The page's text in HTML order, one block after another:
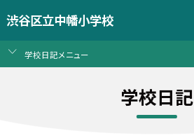
渋谷区立中幡小学校
学校日記メニュー
学校日記